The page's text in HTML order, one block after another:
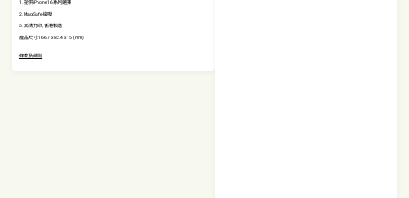
1. 提供iPhone16系列選擇
2. MagSafe磁吸
3. 高清打印, 香港製造
產品尺寸:166.7 x 82.4 x 15 (mm)
條款及細則